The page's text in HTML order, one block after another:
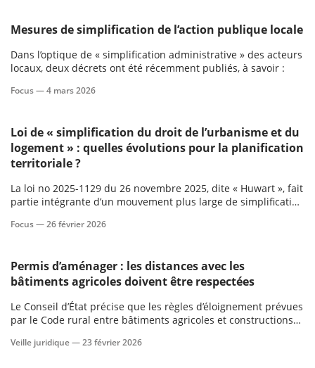
Mesures de simplification de l’action publique locale
Dans l’optique de « simplification administrative » des acteurs
locaux, deux décrets ont été récemment publiés, à savoir :
Focus —4 mars 2026
Loi de « simplification du droit de l’urbanisme et du
logement » : quelles évolutions pour la planification
territoriale ?
La loi no 2025-1129 du 26 novembre 2025, dite « Huwart », fait
partie intégrante d’un mouvement plus large de simplification
Focus —26 février 2026
Permis d’aménager : les distances avec les
bâtiments agricoles doivent être respectées
Le Conseil d’État précise que les règles d’éloignement prévues
par le Code rural entre bâtiments agricoles et constructions
comportant des constructions.
Veille juridique —23 février 2026